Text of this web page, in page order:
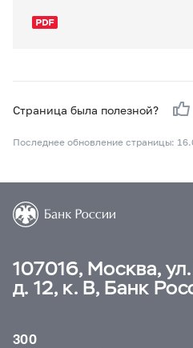
Страница была полезной?
Последнее обновление страницы:
107016, Москва,
д. 12, к. В, Банк
300